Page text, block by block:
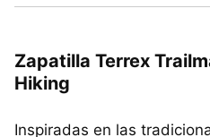
Zapatilla Terrex
Hiking
Inspiradas en las